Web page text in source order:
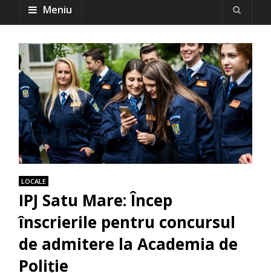
Meniu
LOCALE
IPJ Satu Mare: Încep
înscrierile pentru concursul
de admitere la Academia de
Poliție